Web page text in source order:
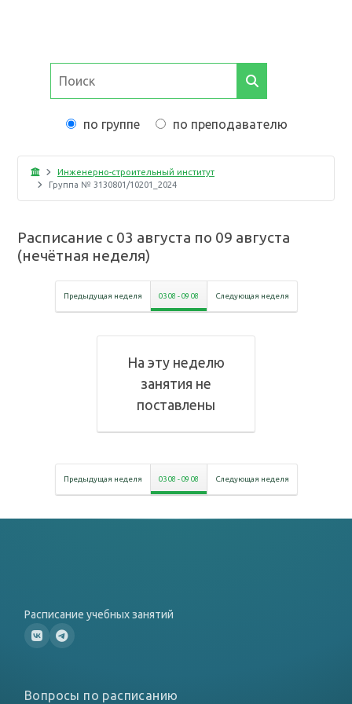
по группе по преподавателю
Инженерно-строительный институт
Группа № 3130801/10201_2024
Расписание с 03 августа по 09 августа
(нечётная неделя)
Предыдущая неделя 03 08 -09 08 Следующая неделя
На эту неделю
занятия не
поставлены
Предыдущая неделя 03 08 -09 08 Следующая неделя
Расписание учебных занятий
Вопросы по расписанию